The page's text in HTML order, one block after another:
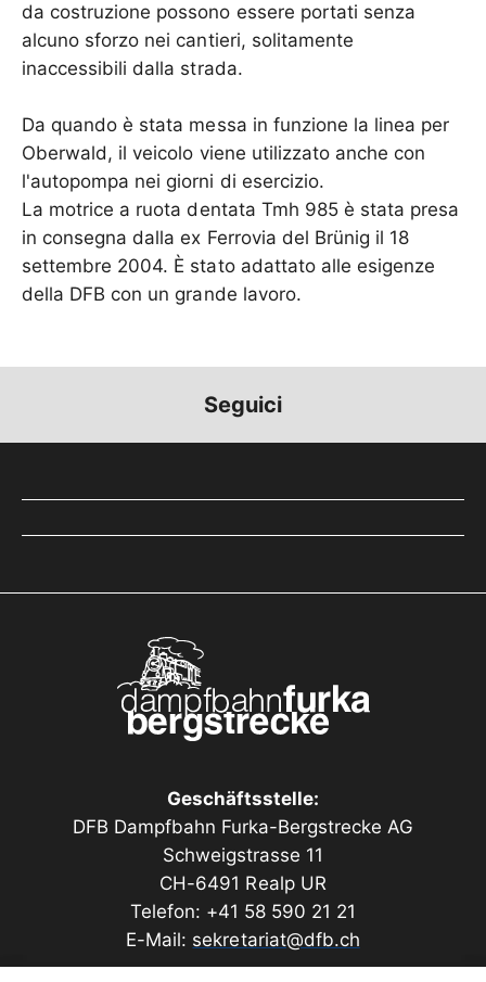
da costruzione possono essere portati senza
alcuno sforzo nei cantieri, solitamente
inaccessibili dalla strada.
Da quando è stata messa in funzione la linea per
Oberwald, il veicolo viene utilizzato anche con
l'autopompa nei giorni di esercizio.
La motrice a ruota dentata Tmh 985 è stata presa
in consegna dalla ex Ferrovia del Brünig il 18
settembre 2004. È stato adattato alle esigenze
della DFB con un grande lavoro.
Seguici
Geschäftsstelle:
DFB Dampfbahn Furka-Bergstrecke AG
Schweigstrasse 11
CH-6491 Realp UR
Telefon: +41 58 590 21 21
E-Mail: sekretariat@dfb.ch